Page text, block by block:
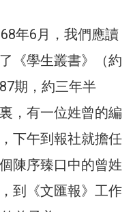
年6月，我們應讀
《學生叢書》（約
期，約三年半
，有一位姓曾的編
下午到報社就擔任
陳序臻口中的曾姓
到《文匯報》工作